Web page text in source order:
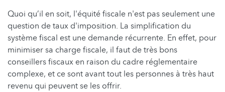
Quoi qu’il en soit, l'équité fiscale n'est pas seulement une
question de taux d'imposition. La simplification du
système fiscal est une demande récurrente. En effet, pour
minimiser sa charge fiscale, il faut de très bons
conseillers fiscaux en raison du cadre réglementaire
complexe, et ce sont avant tout les personnes à très haut
revenu qui peuvent se les offrir.